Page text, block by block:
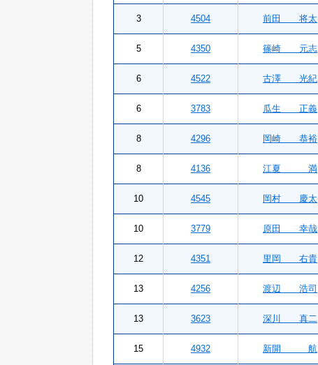
3 4504 前田 将太
5 4350 篠崎 元志
6 4522 古澤 光紀
6 3783 瓜生 正義
8 4296 岡崎 恭裕
8 4136 江夏 満
10 4545 岡村 慶太
10 3779 原田 幸哉
12 4351 里岡 右貴
13 4256 渡辺 浩司
13 3623 深川 真二
15 4932 新開 航